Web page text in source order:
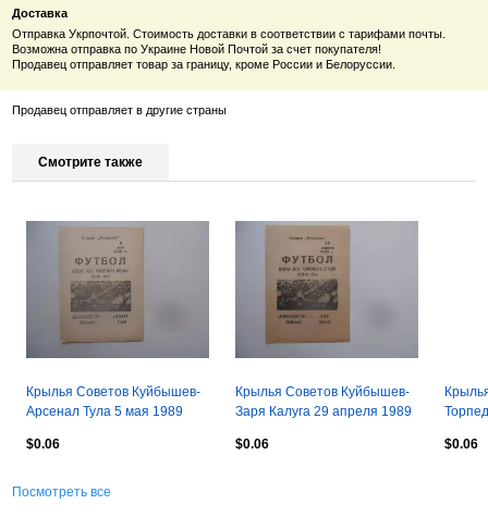
Доставка
Отправка Укрпочтой. Стоимость доставки в соответствии с тарифами почты.
Возможна отправка по Украине Новой Почтой за счет покупателя!
Продавец отправляет товар за границу, кроме России и Белоруссии.
Продавец отправляет в другие страны
Смотрите также
Крылья Советов Куйбышев-
Арсенал Тула 5 мая 1989
$0.06
Крылья Советов Куйбышев-
Заря Калуга 29 апреля 1989
$0.06
$0.06
Посмотреть все